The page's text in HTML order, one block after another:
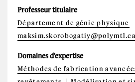
Professeur titulaire
Département de génie physique
maksim.skorobogatiy@polymtl.ca
Domaines d'expertise
Méthodes de fabrication